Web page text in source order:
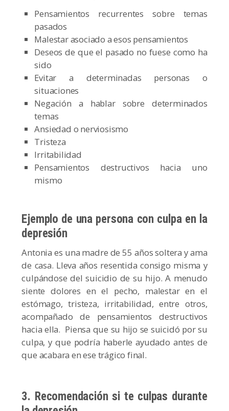
Pensamientos recurrentes sobre temas
pasados
Malestar asociado a esos pensamientos
Deseos de que el pasado no fuese como ha
sido
Evitar a determinadas personas o
situaciones
Negación a hablar sobre determinados
temas
Ansiedad o nerviosismo
Tristeza
Irritabilidad
Pensamientos destructivos hacia uno
mismo
Ejemplo de una persona con culpa en la
depresión
Antonia es una madre de 55 años soltera y ama
de casa. Lleva años resentida consigo misma y
culpándose del suicidio de su hijo. A menudo
siente dolores en el pecho, malestar en el
estómago, tristeza, irritabilidad, entre otros,
acompañado de pensamientos destructivos
hacia ella. Piensa que su hijo se suicidó por su
culpa, y que podría haberle ayudado antes de
que acabara en ese trágico final.
3. Recomendación si te culpas durante